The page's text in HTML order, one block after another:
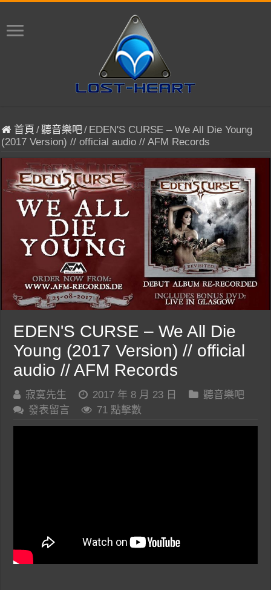
首頁 /聽音樂吧/ EDEN'S CURSE – We All Die Young
(2017 Version) // official audio // AFM Records
EDEN'S CURSE – We All Die
Young (2017 Version) // official
audio // AFM Records
寂寞先生 2017 年 8 月 23 日
聽音樂吧
發表留言
71 點擊數